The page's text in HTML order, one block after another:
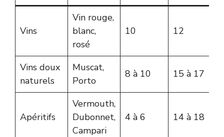
Vins
Vin rouge,
blanc,
rosé
10 12
Vins doux
naturels
Muscat,
Porto
8 à 10 15 à 17
Apéritifs
Vermouth,
Dubonnet,
Campari
4 à 6 14 à 18